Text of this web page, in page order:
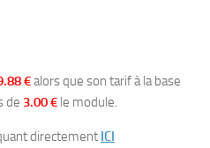
€alors que son tarif à la base
de 3.00 € le module.
directement ICI